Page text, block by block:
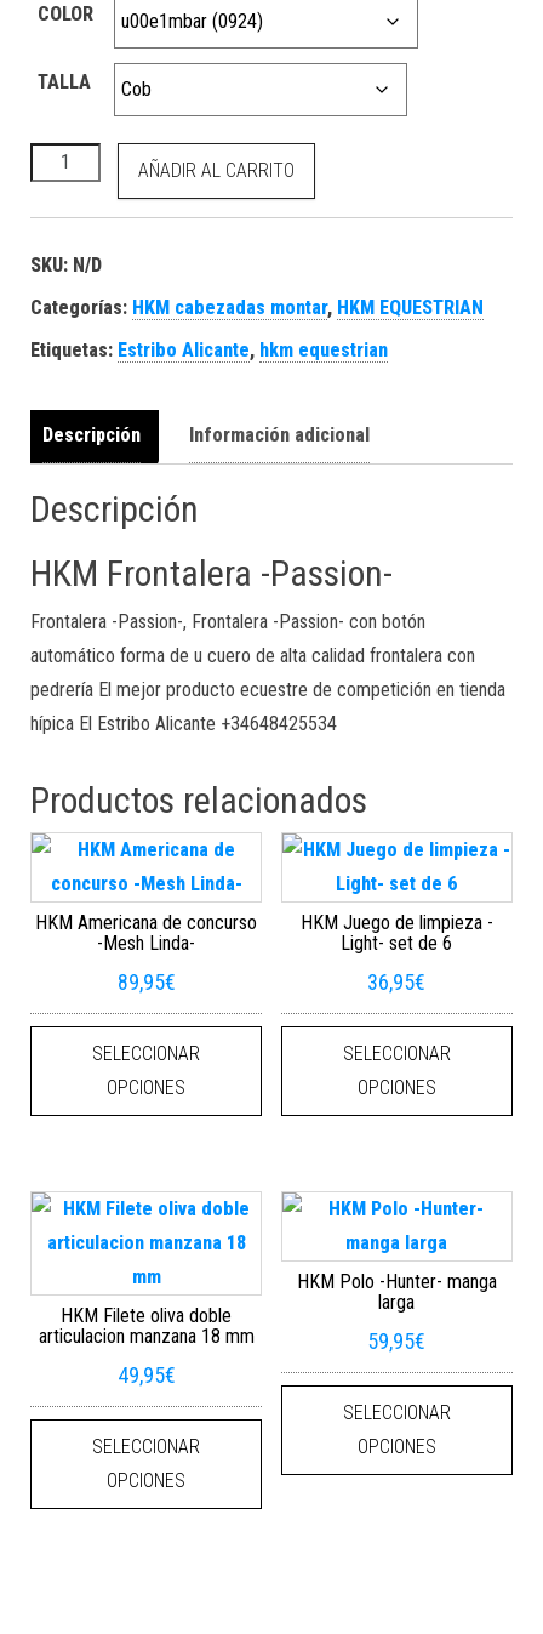
COLOR
TALLA
HKM Frontalera -Passion- cantidad
AÑADIR AL CARRITO
SKU: N/D
Categorías: HKM cabezadas montar, HKM EQUESTRIAN
Etiquetas: Estribo Alicante, hkm equestrian
Descripción Información adicional
Descripción
HKM Frontalera -Passion-
Frontalera -Passion-, Frontalera -Passion- con botón
automático forma de u cuero de alta calidad frontalera con
pedrería El mejor producto ecuestre de competición en tienda
hípica El Estribo Alicante +34648425534
Productos relacionados
HKM Americana de concurso
-Mesh Linda-
89,95€
SELECCIONAR
OPCIONES
Este producto tiene múltiples
HKM Juego de limpieza -
Light- set de 6
36,95€
SELECCIONAR
OPCIONES
HKM Filete oliva doble
articulacion manzana 18 mm
49,95€
SELECCIONAR
OPCIONES
Este producto tiene múltiples
HKM Polo -Hunter- manga
larga
59,95€
SELECCIONAR
OPCIONES